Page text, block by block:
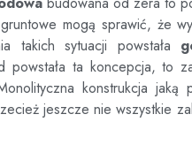
mogą sprawić, że
takich sytuacji powstała
powstała ta koncepcja, to
konstrukcja jaką
jeszcze nie wszystkie